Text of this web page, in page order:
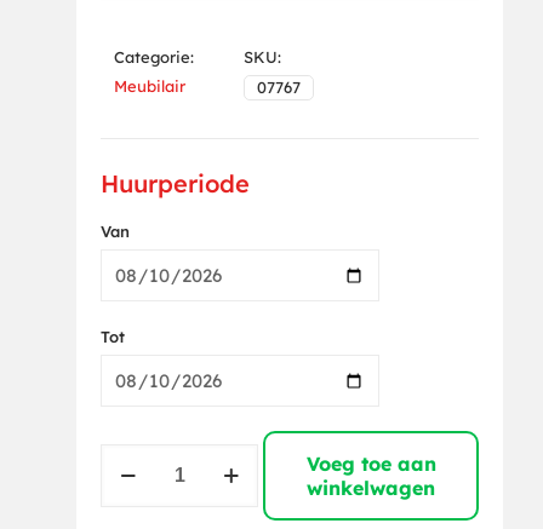
Categorie:
Meubilair
SKU:
07767
Huurperiode
Van
Tot
industrial
Voeg toe aan
winkelwagen